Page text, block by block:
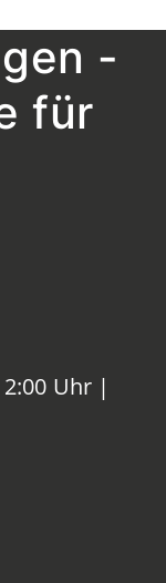
-
für
Uhr |